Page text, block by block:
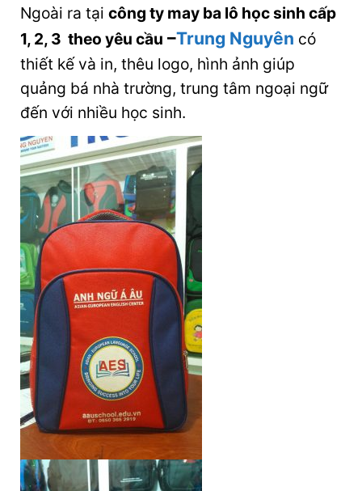
Ngoài ra tại công ty may ba lô học sinh cấp
1, 2, 3 theo yêu cầu –Trung Nguyên có
thiết kế và in, thêu logo, hình ảnh giúp
quảng bá nhà trường, trung tâm ngoại ngữ
đến với nhiều học sinh.